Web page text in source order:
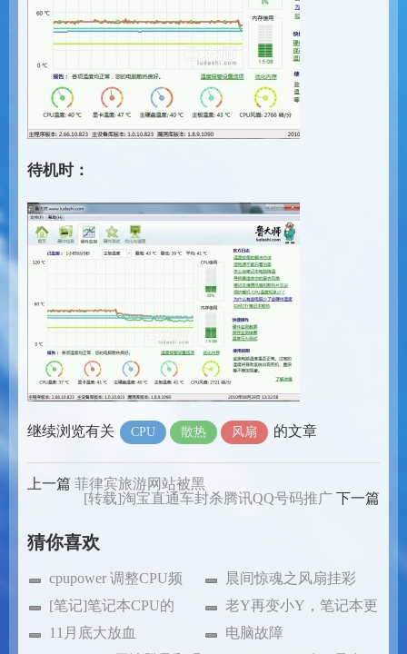
待机时：
继续浏览有关 CPU 散热 风扇 的文章
上一篇 菲律宾旅游网站被黑
[转载]淘宝直通车封杀腾讯QQ号码推广 下一篇
猜你喜欢
cpupower 调整CPU频
率
晨间惊魂之风扇挂彩
[笔记]笔记本CPU的
BGA和PGA
老Y再变小Y，笔记本更
换CPU！
11月底大放血
电脑故障